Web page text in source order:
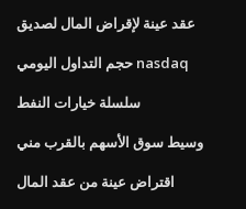
عقد عينة لإقراض المال لصديق
حجم التداول اليومي nasdaq
سلسلة خيارات النفط
وسيط سوق الأسهم بالقرب مني
اقتراض عينة من عقد المال